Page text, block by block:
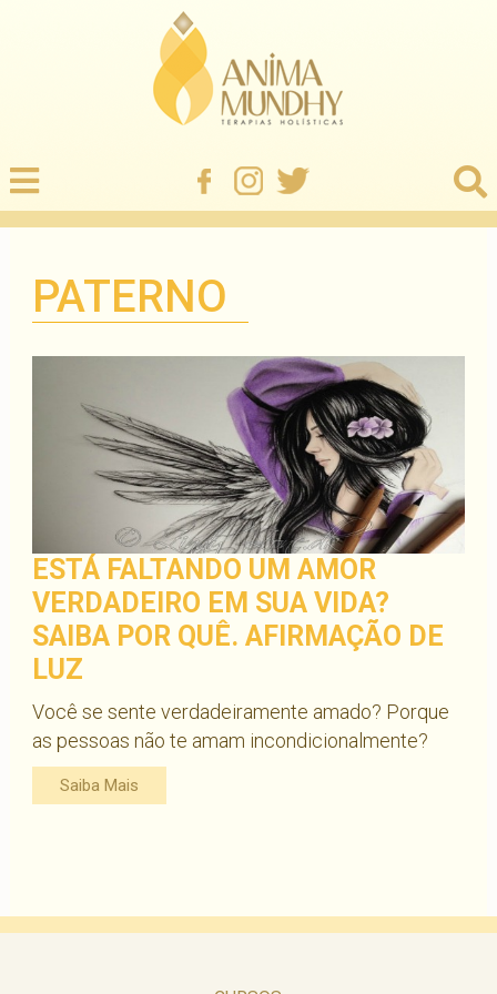
PATERNO
ESTÁ FALTANDO UM AMOR
VERDADEIRO EM SUA VIDA?
SAIBA POR QUÊ. AFIRMAÇÃO DE
LUZ
Você se sente verdadeiramente amado? Porque
as pessoas não te amam incondicionalmente?
Saiba Mais